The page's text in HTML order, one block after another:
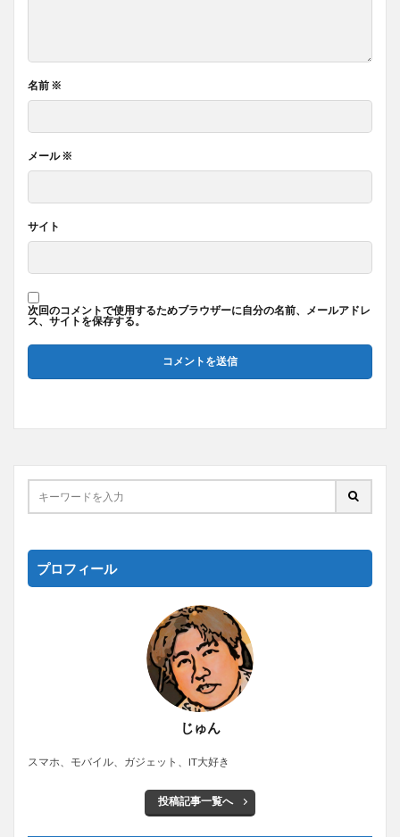
名前 ※
メール※
サイト
次回のコメントで使用するためブラウザーに自分の名前、メールアドレ
ス、サイトを保存する。
プロフィール
じゅん
スマホ、モバイル、ガジェット、IT大好き
投稿記事一覧へ